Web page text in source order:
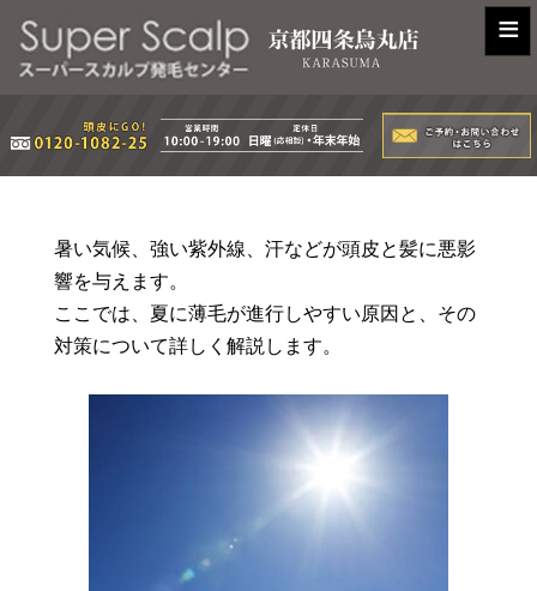
≡
暑い気候、強い紫外線、汗などが頭皮と髪に悪影
響を与えます。
ここでは、夏に薄毛が進行しやすい原因と、その
対策について詳しく解説します。